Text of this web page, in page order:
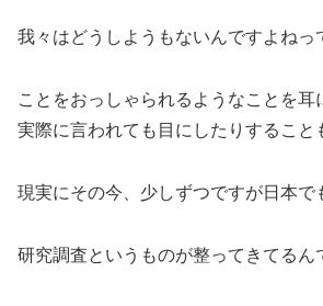
我々はどうしようもないんですよねっ
ことをおっしゃられるようなことを耳
実際に言われても目にしたりすること
現実にその今、少しずつですが日本で
研究調査というものが整ってきてるん